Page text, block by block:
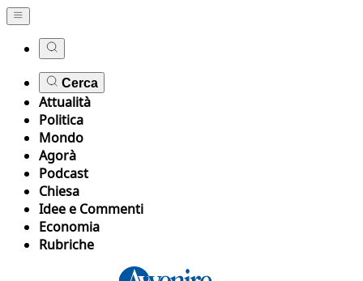
Cerca
Attualità
Politica
Mondo
Agorà
Podcast
Chiesa
Idee e Commenti
Economia
Rubriche